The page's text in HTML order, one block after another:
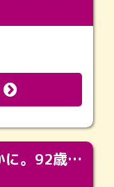
同窓会のように、なごやかに。92歳の旅立ちを彩った、再会と感謝の場